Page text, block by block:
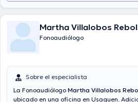
Martha Villalobos
Fonoaudiólogo
Sobre el especialista
La Fonoaudiólogo Martha Villalobos
ubicado en una oficina en Usaquen.